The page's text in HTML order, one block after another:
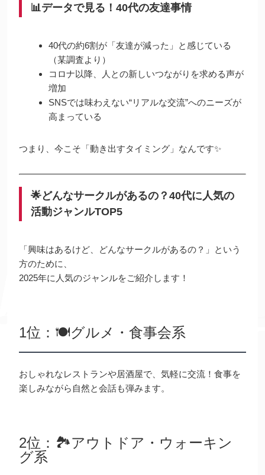
📊データで見る！40代の友達事情
40代の約6割が「友達が減った」と感じている
（某調査より）
コロナ以降、人との新しいつながりを求める声が
増加
SNSでは味わえない“リアルな交流”へのニーズが
高まっている
つまり、今こそ「動き出すタイミング」なんです✨
🌟どんなサークルがあるの？40代に人気の
活動ジャンルTOP5
「興味はあるけど、どんなサークルがあるの？」という
方のために、
2025年に人気のジャンルをご紹介します！
1位：🍽グルメ・食事会系
おしゃれなレストランや居酒屋で、気軽に交流！食事を
楽しみながら自然と会話も弾みます。
2位：🏞アウトドア・ウォーキン
グ系